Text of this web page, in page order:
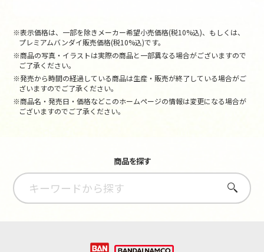
※表示価格は、一部を除きメーカー希望小売価格(税10%込)、もしくは、
プレミアムバンダイ販売価格(税10%込)です。
※商品の写真・イラストは実際の商品と一部異なる場合がございますので
ご了承ください。
※発売から時間の経過している商品は生産・販売が終了している場合がご
ざいますのでご了承ください。
※商品名・発売日・価格などこのホームページの情報は変更になる場合が
ございますのでご了承ください。
商品を探す
さがす